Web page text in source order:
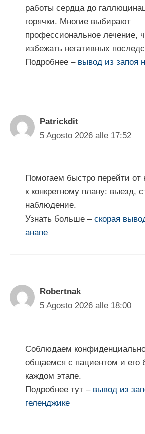
работы сердца до
горячки. Многие выбирают
профессиональное лечение,
избежать негативных
Подробнее – вывод из запоя
Patrickdit
5 Agosto 2026 alle 17:52
Помогаем быстро перейти от
к конкретному плану: выезд,
наблюдение.
Узнать больше – скорая
анапе
Robertnak
5 Agosto 2026 alle 18:00
Соблюдаем
общаемся с пациентом и его
каждом этапе.
Подробнее тут – вывод из
геленджике